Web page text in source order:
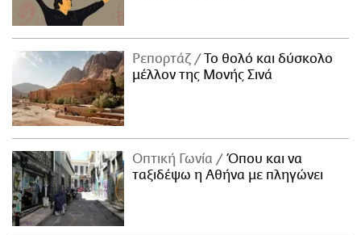
Ρεπορτάζ
Το θολό και δύσκολο
μέλλον της Μονής Σινά
Οπτική Γωνία
Όπου και να
ταξιδέψω η Αθήνα με πληγώνει